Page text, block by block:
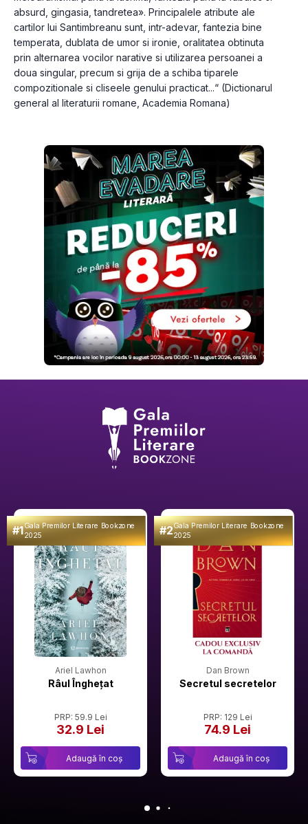
absurd, gingasia, tandretea». Principalele atribute ale
cartilor lui Santimbreanu sunt, intr-adevar, fantezia bine
temperata, dublata de umor si ironie, oralitatea obtinuta
prin alternarea vocilor narative si utilizarea persoanei a
doua singular, precum si grija de a schiba tiparele
compozitionale si cliseele genului practicat...“ (Dictionarul
#1Gala Premilor Literare Bookzone
2025
Ariel Lawhon
Râul Înghețat
PRP: 59.9 Lei
32.9 Lei
Adaugă în coș
#2Gala Premilor Literare Bookzone
2025
Dan Brown
Secretul secretelor
PRP: 129 Lei
74.9 Lei
Adaugă în coș